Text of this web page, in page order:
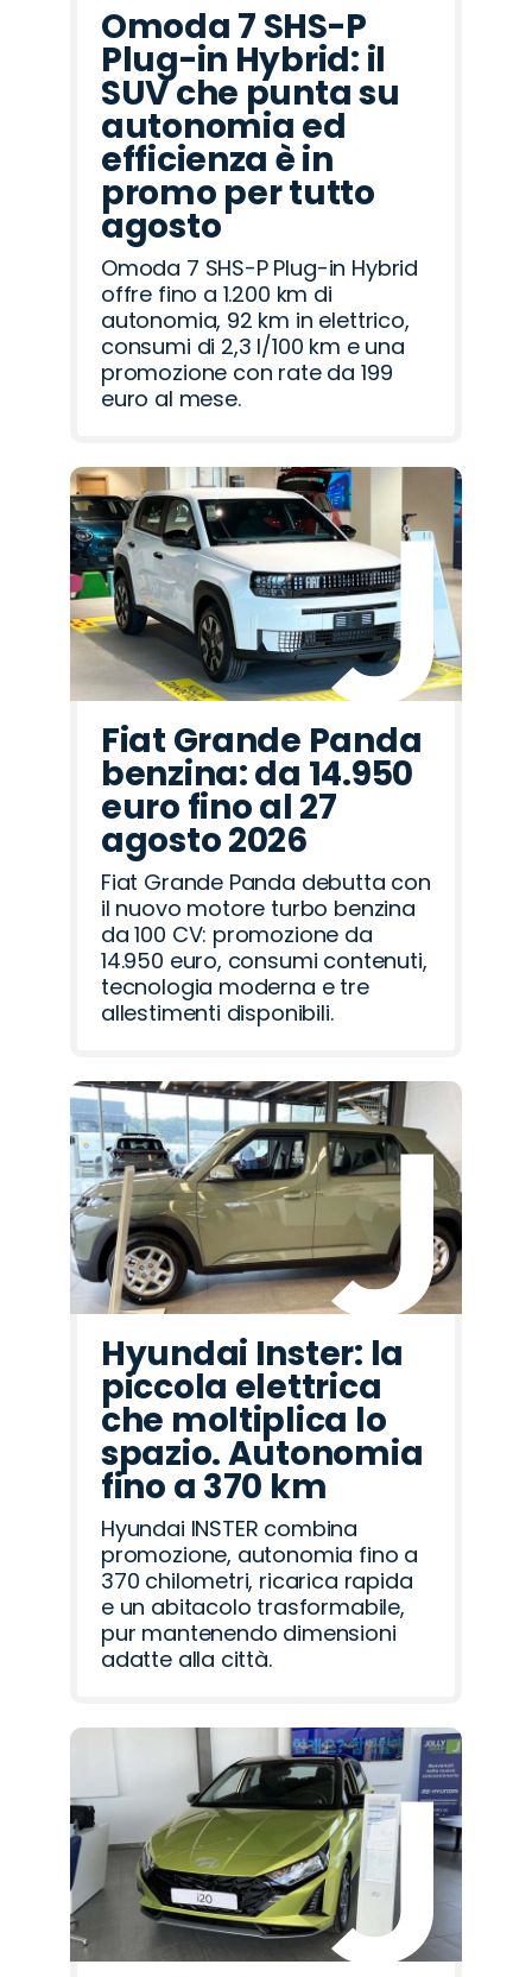
Omoda 7 SHS-P
Plug-in Hybrid: il
SUV che punta su
autonomia ed
efficienza è in
promo per tutto
agosto
Omoda 7 SHS-P Plug-in Hybrid
offre fino a 1.200 km di
autonomia, 92 km in elettrico,
consumi di 2,3 l/100 km e una
promozione con rate da 199
euro al mese.
Fiat Grande Panda
benzina: da 14.950
euro fino al 27
agosto 2026
Fiat Grande Panda debutta con
il nuovo motore turbo benzina
da 100 CV: promozione da
14.950 euro, consumi contenuti,
tecnologia moderna e tre
allestimenti disponibili.
Hyundai Inster: la
piccola elettrica
che moltiplica lo
spazio. Autonomia
fino a 370 km
Hyundai INSTER combina
promozione, autonomia fino a
370 chilometri, ricarica rapida
e un abitacolo trasformabile,
pur mantenendo dimensioni
adatte alla città.